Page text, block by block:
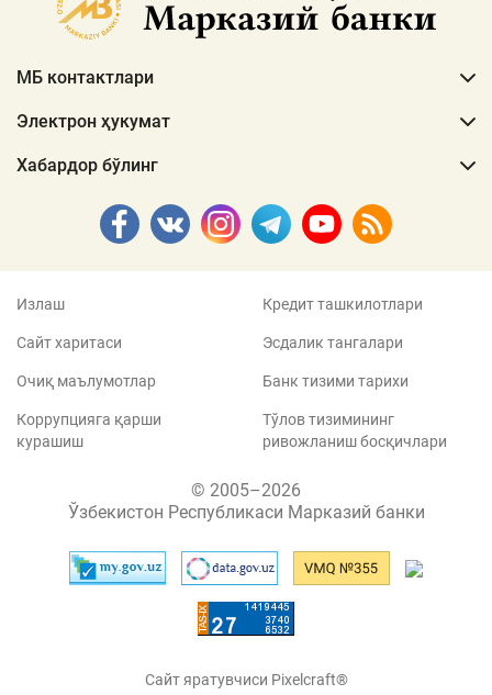
МБ контактлари
Электрон ҳукумат
Хабардор бўлинг
Излаш
Сайт харитаси
Очиқ маълумотлар
Коррупцияга қарши
курашиш
Кредит ташкилотлари
Эсдалик тангалари
Банк тизими тарихи
Тўлов тизимининг
ривожланиш босқичлари
© 2005–2026
Ўзбекистон Республикаси Марказий банки
Сайт яратувчиси Pixelcraft®